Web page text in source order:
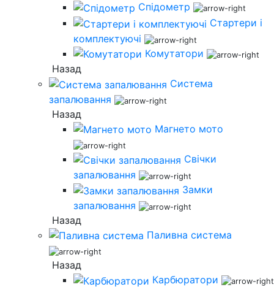
Спідометр
Стартери і
комплектуючі
Комутатори
Назад
Система
запалювання
Назад
Магнето мото
Свічки
запалювання
Замки
запалювання
Назад
Паливна система
Назад
Карбюратори